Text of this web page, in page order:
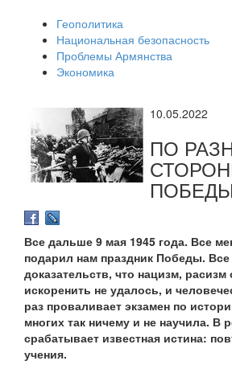
Геополитика
Национальная безопасность
Проблемы Армянства
Экономика
10.05.2022
ПО
Все дальше 9 мая 1945 года. Все
подарил нам праздник Победы.
доказательств, что нацизм, расизм
искоренить не удалось, и
раз проваливает экзамен по
многих так ничему и не научила. В
срабатывает известная истина:
учения.